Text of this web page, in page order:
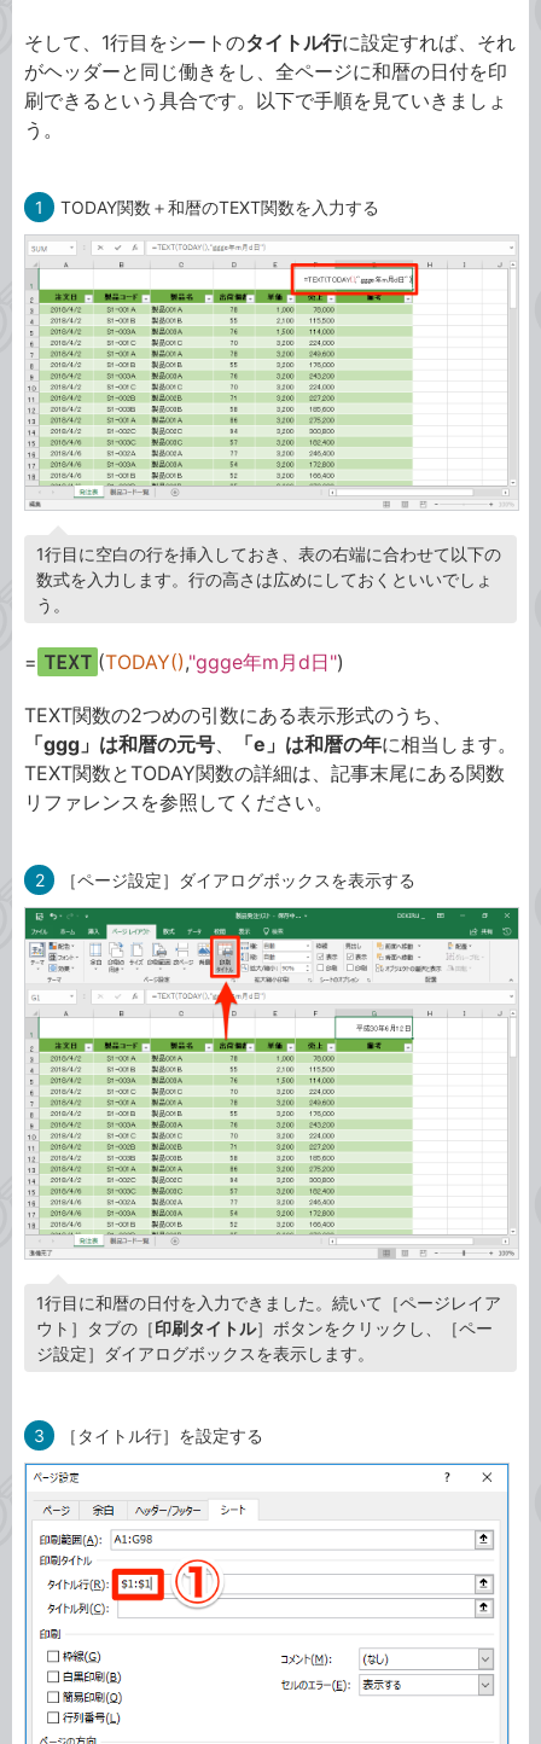
そして、1行目をシートのタイトル行に設定すれば、それ
がヘッダーと同じ働きをし、全ページに和暦の日付を印
刷できるという具合です。以下で手順を見ていきましょ
う。
1 TODAY関数＋和暦のTEXT関数を入力する
1行目に空白の行を挿入しておき、表の右端に合わせて以下の
数式を入力します。行の高さは広めにしておくといいでしょ
う。
= TEXT (TODAY(),"ggge年m月d日")
TEXT関数の2つめの引数にある表示形式のうち、
「ggg」は和暦の元号
「e」は和暦の年に相当します。
TEXT関数とTODAY関数の詳細は、記事末尾にある関数
リファレンスを参照してください。
2 ［ページ設定］ダイアログボックスを表示する
1行目に和暦の日付を入力できました。続いて［ページレイア
ウト］タブの［印刷タイトル］ボタンをクリックし、［ペー
ジ設定］ダイアログボックスを表示します。
3 ［タイトル行］を設定する